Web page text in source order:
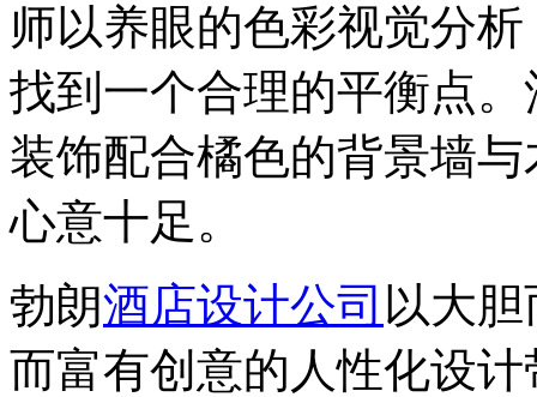
师以养眼的色彩视觉分
找到一个合理的平衡点
装饰配合橘色的背景墙
心意十足。
勃朗酒店设计公司 以大
而富有创意的人性化设